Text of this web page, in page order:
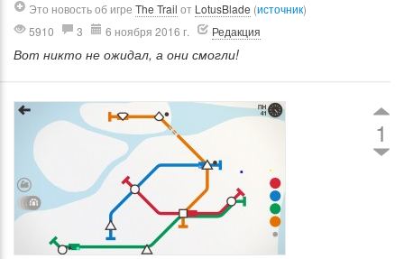
Это новость об игре The Trail от LotusBlade (источник)
5910
3 6 ноября 2016 г. Редакция
Вот никто не ожидал, а они смогли!
1